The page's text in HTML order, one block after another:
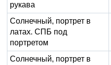
рукава
Солнечный, портрет в
латах. СПБ под
портретом
Солнечный, портрет в